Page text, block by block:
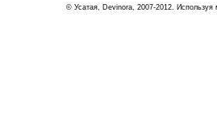
© Усатая, Devinora, 2007-2012. Используя